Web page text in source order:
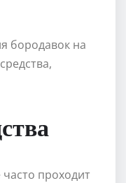
проходит